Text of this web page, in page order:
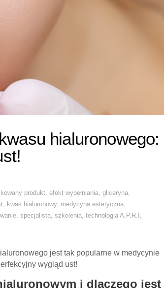
hialuronowego:
produkt, efekt wypełniania, gliceryna,
, kwas hialuronowy, medycyna estetyczna,
, specjalista, szkolenia, technologia A.P.R.I ,
jest tak popularne w medycynie
wygląd ust!
i dlaczego jest